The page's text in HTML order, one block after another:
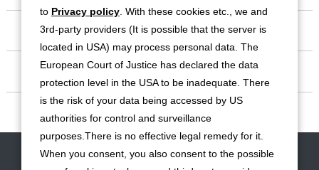
事業紹介
IR情報
サステナビリティ
お問い合わせ サイトマップ 免責事項 利用規約
個人情報保護方針
to Privacy policy . With these cookies etc., we and
3rd-party providers (It is possible that the server is
located in USA) may process personal data. The
European Court of Justice has declared the data
protection level in the USA to be inadequate. There
is the risk of your data being accessed by US
authorities for control and surveillance
purposes.There is no effective legal remedy for it.
When you consent, you also consent to the possible